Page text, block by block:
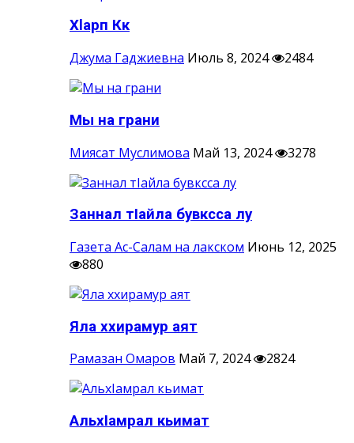
Хlарп Кк
Джума Гаджиевна Июль 8, 2024 2484
Мы на грани
Миясат Муслимова Май 13, 2024 3278
Заннал тIайла бувксса лу
Газета Ас-Салам на лакском Июнь 12, 2025
880
Яла ххирамур аят
Рамазан Омаров Май 7, 2024 2824
АльхIамрал кьимат